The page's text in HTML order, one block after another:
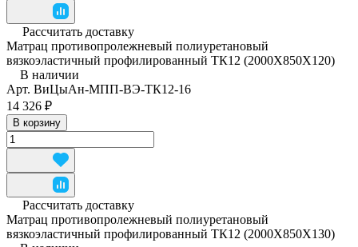
Рассчитать доставку
Матрац противопролежневый полиуретановый
вязкоэластичный профилированный ТК12 (2000Х850Х120)
В наличии
Арт. ВиЦыАн-МПП-ВЭ-ТК12-16
14 326 ₽
В корзину
Рассчитать доставку
Матрац противопролежневый полиуретановый
вязкоэластичный профилированный ТК12 (2000Х850Х130)